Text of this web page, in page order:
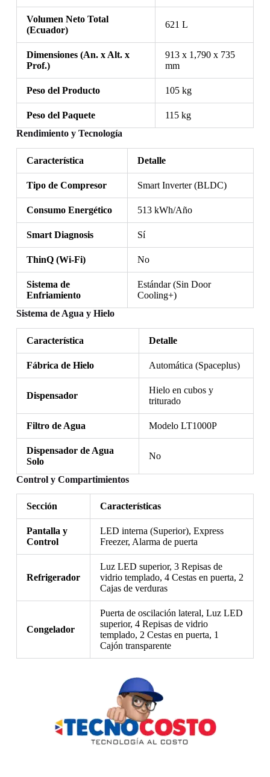
Volumen Neto Total
(Ecuador)
621 L
Dimensiones (An. x Alt. x
Prof.)
913 x 1,790 x 735
mm
Peso del Producto 105 kg
Peso del Paquete
115 kg
Rendimiento y Tecnología
Característica Detalle
Tipo de Compresor Smart Inverter (BLDC)
Consumo Energético 513 kWh/Año
Smart Diagnosis Sí
ThinQ (Wi-Fi) No
Sistema de
Enfriamiento
Estándar (Sin Door
Cooling+)
Sistema de Agua y Hielo
Característica Detalle
Fábrica de Hielo Automática (Spaceplus)
Dispensador
Hielo en cubos y
triturado
Filtro de Agua Modelo LT1000P
Dispensador de Agua
Solo
No
Control y Compartimientos
Sección Características
Pantalla y
Control
LED interna (Superior), Express
Freezer, Alarma de puerta
Refrigerador
Luz LED superior, 3 Repisas de
vidrio templado, 4 Cestas en puerta, 2
Cajas de verduras
Congelador
Puerta de oscilación lateral, Luz LED
superior, 4 Repisas de vidrio
templado, 2 Cestas en puerta, 1
Cajón transparente